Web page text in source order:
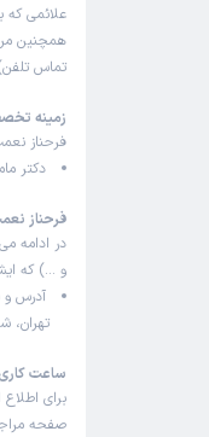
علائمی که
همچنین
تماس
زمینه
فرحناز نعمت در 1 تخصص و در 1
دکتر
فرحناز
در ادامه
و …) که
آدرس و
تهران،
ساعت
برای
صفحه